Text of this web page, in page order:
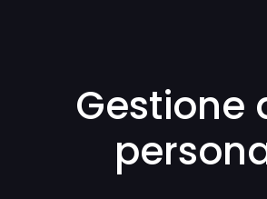
Gestione